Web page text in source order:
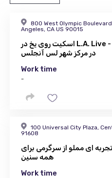
800 West Olympic
Angeles, CA US 90015
اسکیت روی یخ در L.A. Live - یک سرزمین عجایب زمستانی
در مرکز شهر لس آنجلس
Work time
-
100 Universal City Plaza,
91608
ای مملو از سرگرمی برای
همه سنین
Work time